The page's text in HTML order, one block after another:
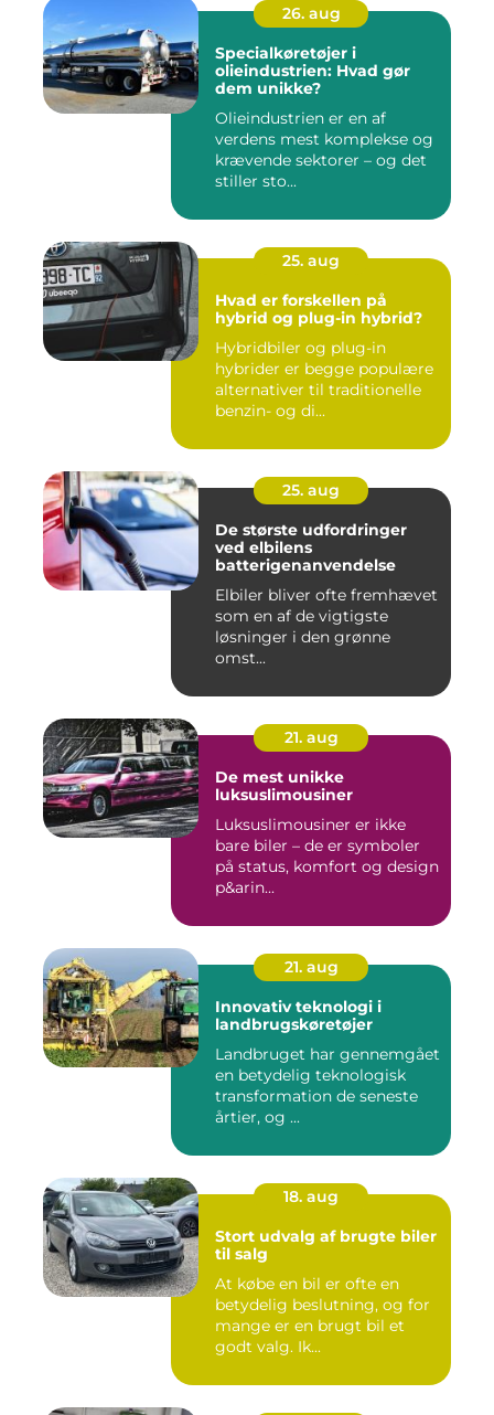
26. aug
Specialkøretøjer i
olieindustrien: Hvad gør
dem unikke?
Olieindustrien er en af
verdens mest komplekse og
krævende sektorer – og det
stiller sto...
25. aug
Hvad er forskellen på
hybrid og plug-in hybrid?
Hybridbiler og plug-in
hybrider er begge populære
alternativer til traditionelle
benzin- og di...
25. aug
De største udfordringer
ved elbilens
batterigenanvendelse
Elbiler bliver ofte fremhævet
som en af de vigtigste
løsninger i den grønne
omst...
21. aug
De mest unikke
luksuslimousiner
Luksuslimousiner er ikke
bare biler – de er symboler
på status, komfort og design
p&arin...
21. aug
Innovativ teknologi i
landbrugskøretøjer
Landbruget har gennemgået
en betydelig teknologisk
transformation de seneste
årtier, og ...
18. aug
Stort udvalg af brugte biler
til salg
At købe en bil er ofte en
betydelig beslutning, og for
mange er en brugt bil et
godt valg. Ik...